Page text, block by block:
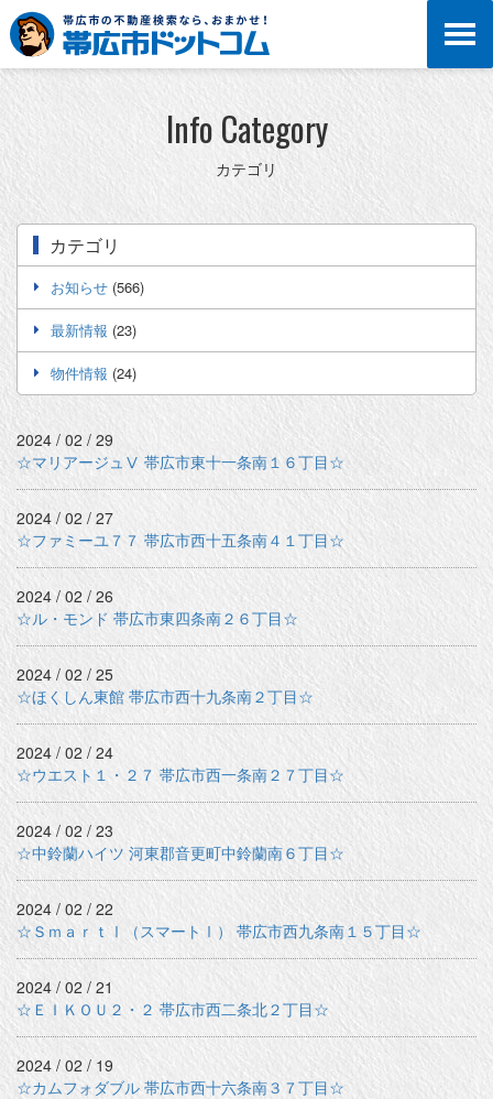
Info Category
カテゴリ
カテゴリ
お知らせ (566)
最新情報 (23)
物件情報 (24)
2024 / 02 / 29
☆マリアージュⅤ 帯広市東十一条南１６丁目☆
2024 / 02 / 27
☆ファミーユ７７ 帯広市西十五条南４１丁目☆
2024 / 02 / 26
☆ル・モンド 帯広市東四条南２６丁目☆
2024 / 02 / 25
☆ほくしん東館 帯広市西十九条南２丁目☆
2024 / 02 / 24
☆ウエスト１・２７ 帯広市西一条南２７丁目☆
2024 / 02 / 23
☆中鈴蘭ハイツ 河東郡音更町中鈴蘭南６丁目☆
2024 / 02 / 22
☆ＳｍａｒｔⅠ（スマートⅠ） 帯広市西九条南１５丁目☆
2024 / 02 / 21
☆ＥＩＫＯＵ２・２ 帯広市西二条北２丁目☆
2024 / 02 / 19
☆カムフォダブル 帯広市西十六条南３７丁目☆